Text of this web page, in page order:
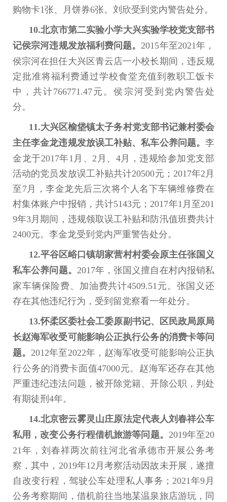
购物卡1张、月饼券6张。刘欣受到党内警告处分。
10.北京市第二实验小学大兴实验学校党支部书
记侯宗河违规发放福利费问题。2015年至2021年，
侯宗河在担任大兴区青云店一小校长期间，违反规
定批准将福利费通过学校食堂充值到教职工饭卡
中，共计766771.47元。侯宗河受到党内警告处
分。
11.大兴区榆垡镇太子务村党支部书记兼村委会
主任李金龙违规发放误工补贴、私车公养问题。 李
金龙于2017年1月、2月、4月，违规给参加党支部
活动的党员发放误工补贴共计20500元；2017年2月
至7月，李金龙先后三次将个人名下车辆维修费在
村集体账户中报销，共计5143元；2017年1月至201
9年3月期间，违规领取误工补贴和防汛值班费共计
2400元。李金龙受到党内严重警告处分。
12.平谷区峪口镇胡家营村村委会原主任张国义
私车公养问题。 2017年，张国义擅自在村内报销私
家车辆保险费、加油费共计4509.51元。张国义还
存在其他违纪行为，受到留党察看一年处分。
13.怀柔区委社会工委原副书记、区民政局原局
长赵海军收受可能影响公正执行公务的消费卡等问
题。2012年至2022年，赵海军收受可能影响公正执
行公务的消费卡面值47000元。赵海军还存在其他
严重违纪违法问题，被开除党籍、开除公职，判处
有期徒刑4年。
14.北京密云雾灵山庄原法定代表人刘春祥公车
私用，改变公务行程借机旅游等问题。 2019年至20
21年，刘春祥两次前往河北省承德市开展公务考
察，其中，2019年12月考察活动因故未开展，遂擅
自改变行程，驾驶公车处理私人事务；2021年9月
公务考察期间，借机前往当地某温泉旅店游玩，同